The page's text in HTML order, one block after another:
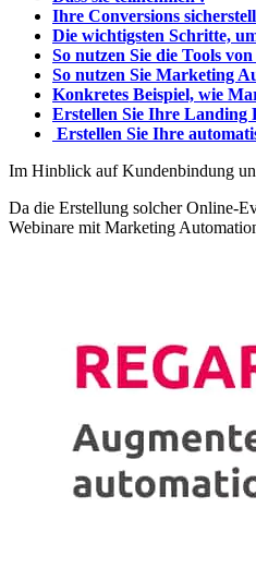
Ihre Conversions
Die wichtigsten Schritte,
So nutzen Sie die Tools
So nutzen Sie Marketing
Konkretes Beispiel, wie
Erstellen Sie Ihre Landing
Erstellen Sie Ihre
Im Hinblick auf Kundenbindung
Da die Erstellung solcher Online-
Webinare mit Marketing